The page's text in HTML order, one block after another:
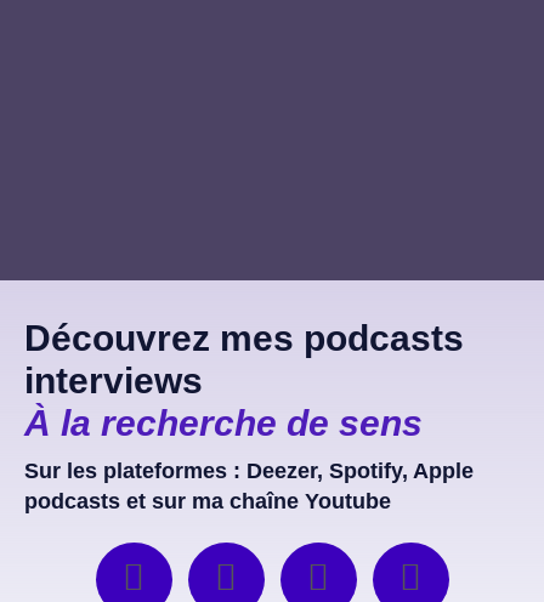
Découvrez mes podcasts
interviews
À la recherche de sens
Sur les plateformes : Deezer, Spotify, Apple
podcasts et sur ma chaîne Youtube